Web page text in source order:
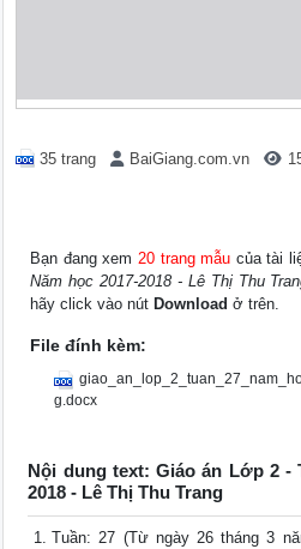
35 trang BaiGiang.com.vn
Bạn đang xem20 trang mẫu của tài
Năm học 2017-2018 - Lê Thị Thu
hãy click vào nút Download ở trên.
File đính kèm:
g.docx
Nội dung text: Giáo án Lớp 2 -
2018 - Lê Thị Thu Trang
Tuần: 27 (Từ ngày 26 tháng 3